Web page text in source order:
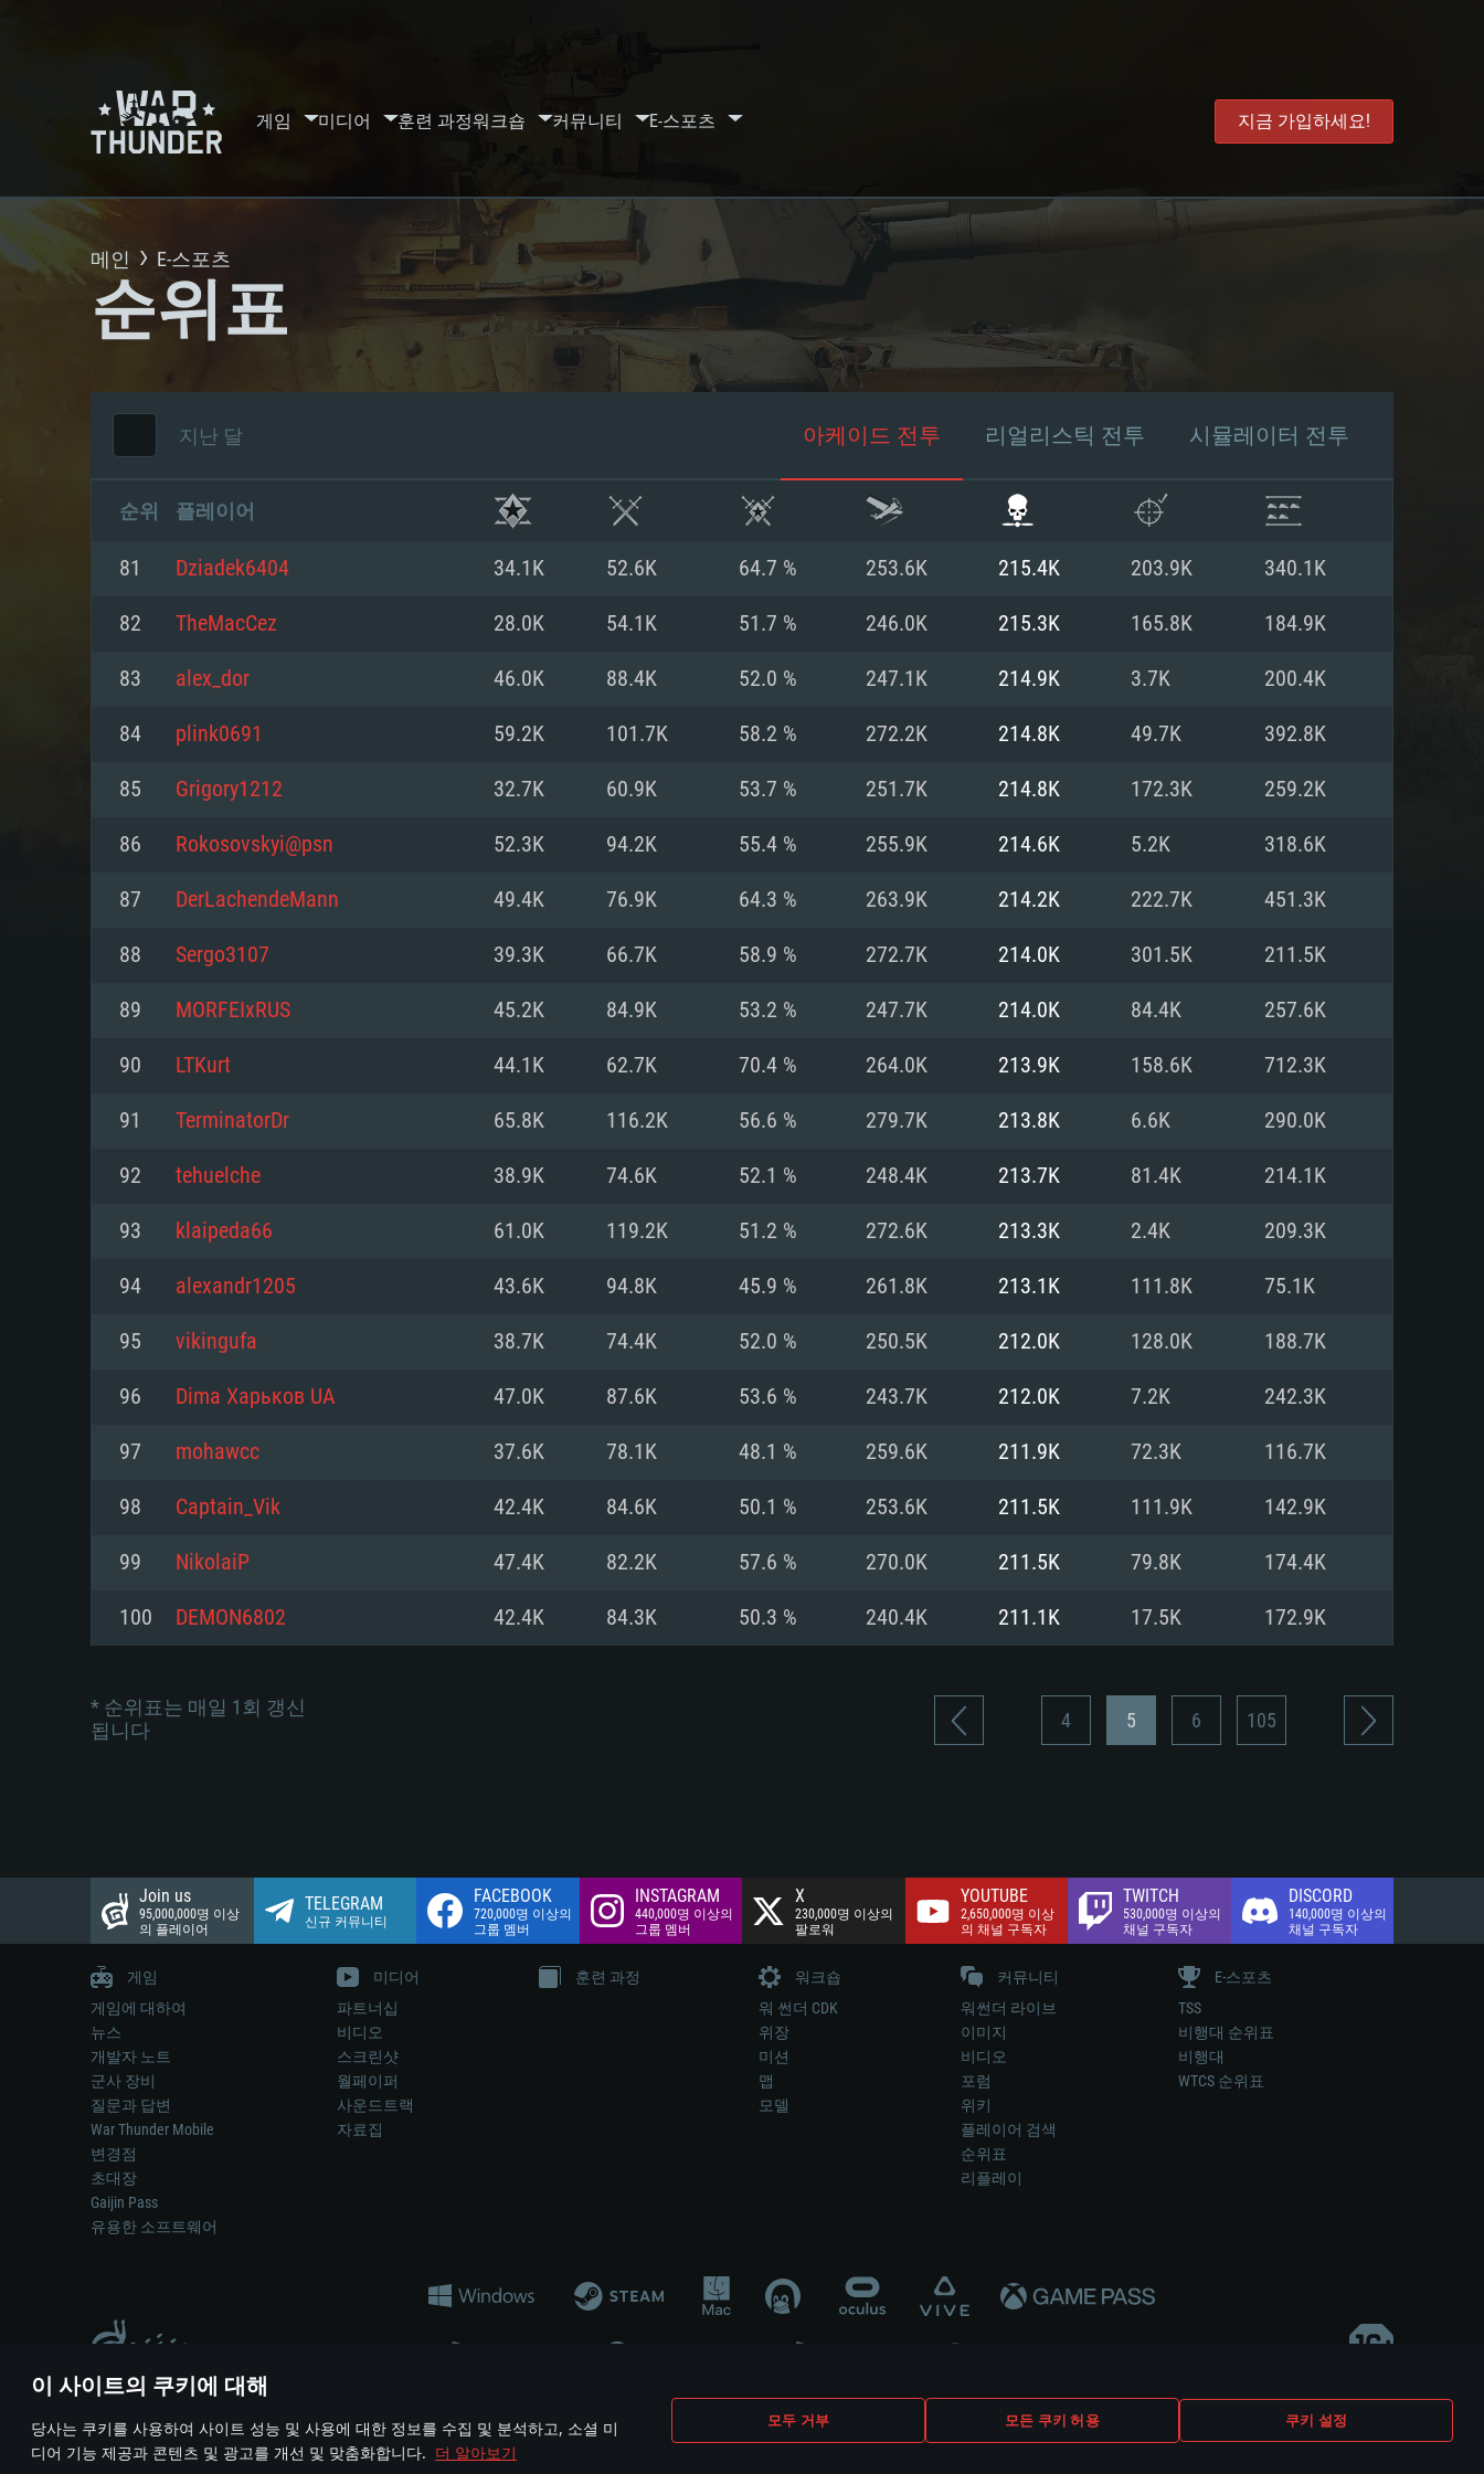
이 사이트의 쿠키에 대해
당사는 쿠키를 사용하여 사이트 성능 및 사용에 대한 정보를 수집 및 분석하고, 소셜 미
디어 기능 제공과 콘텐츠 및 광고를 개선 및 맞춤화합니다. 더 알아보기
모두 거부 모든 쿠키 허용 쿠키 설정
게임 미디어 훈련 과정워크숍 커뮤니티 E-스포츠 지금 가입하세요!
시스템 요구사항
PC MAC Linux
최소사양
운영체제: Windows 10 (64 bit)
프로세서: 2.2 GHz 듀얼코어 이상
메모리: 4GB
그래픽 카드: DirectX 11 이상을 지원하는 AMD
해상도: 720p
네트워크: 브로드밴드 인터넷
여유 저장 공간: 22.1 GB (최소 클라이언트)
권장 사양
운영체제: Windows 10/11 (64 bit)
프로세서: Intel Core i5 또는 Ryzen 5 3600 이상
메모리: 16 GB 이상
그래픽 카드: DirectX 11 이상을 지원하는 Nvidia
최소사양
운영체제: Mac OS Big Sur 11.0
프로세서: 최소 2.2 GHz의 Core i5 (Intel Xeon 은 지
원하지 않습니다)
(Mac), 혹은 이와 비슷한 성능을 가지는 Mac 버전
의 AMD/Nvidia. 최소 해상도: 720p
네트워크: 브로드밴드 인터넷
여유 저장 공간: 22.1 GB (최소 클라이언트)
권장 사양
운영체제: Mac OS Big Sur 11.0
프로세서: Core i7 (Intel Xeon 은 지원하지 않습니
상
네트워크: 브로드밴드 인터넷
여유 저장 공간: 62.2 GB (전체 클라이언트)
최소사양
운영체제: 64bit Linux 중 최신 버전
프로세서: 2.4 GHz 듀얼코어
메모리: 4 GB
그래픽 카드: Vulkan 을 지원하고, 최신 그래픽 드라
와 동급의 성능을 가지며 최신 그래픽 드라이버를
지원하는 AMD (6개월 미만; 최소사양 지원 해상도
권장 사양
운영체제: Ubuntu 20.04 64bit
프로세서: Intel Core i7
메모리: 16 GB
그래픽 카드: Vulkan 을 지원하고, 최신 그래픽 드라
와 동급의 성능을 가지며 최신 그래픽 드라이버를
지원하는 AMD RX 570 (6개월 미만; 최소사양 지원
메인 E-스포츠
순위표
지난 달 아케이드 전투 리얼리스틱 전투 시뮬레이터 전투
순위 플레이어
81 Dziadek6404 34.1K 52.6K 64.7 % 253.6K 215.4K 203.9K 340.1K
82 TheMacCez 28.0K 54.1K 51.7 % 246.0K 215.3K 165.8K 184.9K
83 alex_dor 46.0K 88.4K 52.0 % 247.1K 214.9K 3.7K 200.4K
84 plink0691 59.2K 101.7K 58.2 % 272.2K 214.8K 49.7K 392.8K
85 Grigory1212 32.7K 60.9K 53.7 % 251.7K 214.8K 172.3K 259.2K
86 Rokosovskyi@psn 52.3K 94.2K 55.4 % 255.9K 214.6K 5.2K 318.6K
87 DerLachendeMann 49.4K 76.9K 64.3 % 263.9K 214.2K 222.7K 451.3K
88 Sergo3107 39.3K 66.7K 58.9 % 272.7K 214.0K 301.5K 211.5K
89 MORFEIxRUS 45.2K 84.9K 53.2 % 247.7K 214.0K 84.4K 257.6K
90 LTKurt 44.1K 62.7K 70.4 % 264.0K 213.9K 158.6K 712.3K
91 TerminatorDr 65.8K 116.2K 56.6 % 279.7K 213.8K 6.6K 290.0K
92 tehuelche 38.9K 74.6K 52.1 % 248.4K 213.7K 81.4K 214.1K
93 klaipeda66 61.0K 119.2K 51.2 % 272.6K 213.3K 2.4K 209.3K
94 alexandr1205 43.6K 94.8K 45.9 % 261.8K 213.1K 111.8K 75.1K
95 vikingufa 38.7K 74.4K 52.0 % 250.5K 212.0K 128.0K 188.7K
96 Dima Харьков UA 47.0K 87.6K 53.6 % 243.7K 212.0K 7.2K 242.3K
97 mohawcc 37.6K 78.1K 48.1 % 259.6K 211.9K 72.3K 116.7K
98 Captain_Vik 42.4K 84.6K 50.1 % 253.6K 211.5K 111.9K 142.9K
99 NikolaiP 47.4K 82.2K 57.6 % 270.0K 211.5K 79.8K 174.4K
100 DEMON6802 42.4K 84.3K 50.3 % 240.4K 211.1K 17.5K 172.9K
* 순위표는 매일 1회 갱신
됩니다
4 5 6 105
Join us
95,000,000명 이상
의 플레이어
TELEGRAM
신규 커뮤니티
FACEBOOK
720,000명 이상의
그룹 멤버
INSTAGRAM
440,000명 이상의
그룹 멤버
X
230,000명 이상의
팔로워
YOUTUBE
2,650,000명 이상
의 채널 구독자
TWITCH
530,000명 이상의
채널 구독자
DISCORD
140,000명 이상의
채널 구독자
게임
게임에 대하여
뉴스
개발자 노트
군사 장비
질문과 답변
War Thunder Mobile
변경점
초대장
Gaijin Pass
유용한 소프트웨어
미디어
파트너십
비디오
스크린샷
월페이퍼
사운드트랙
자료집
훈련 과정
워크숍
워 썬더 CDK
위장
미션
맵
모델
커뮤니티
워썬더 라이브
이미지
비디오
포럼
위키
플레이어 검색
순위표
리플레이
E-스포츠
TSS
비행대 순위표
비행대
WTCS 순위표
게임 에서 어떠한 현실의 무기나 차량을 묘사하는 것은 무기 개발 업체나 장비 제조 업체가 게임 개발 후원 또는 홍보에 참여하지 않습니다..
© 2011—2026 Gaijin Games Kft. All trademarks, logos and brand names are the property of their respective owners.
이용 약관 이용 약관